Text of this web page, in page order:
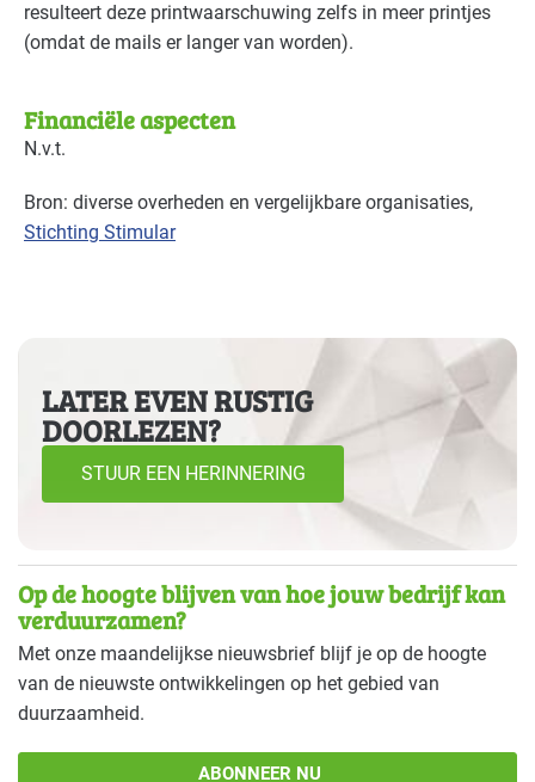
resulteert deze printwaarschuwing zelfs in meer printjes
(omdat de mails er langer van worden).
Financiële aspecten
N.v.t.
Bron: diverse overheden en vergelijkbare organisaties,
Stichting Stimular
LATER EVEN RUSTIG
DOORLEZEN?
STUUR EEN HERINNERING
Op de hoogte blijven van hoe jouw bedrijf kan
verduurzamen?
Met onze maandelijkse nieuwsbrief blijf je op de hoogte
van de nieuwste ontwikkelingen op het gebied van
duurzaamheid.
ABONNEER NU